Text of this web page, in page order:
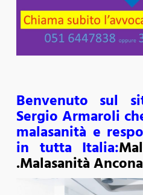
Benvenuto sul
Sergio Armaroli
malasanità e
in tutta Italia:
.Malasanità Ancona